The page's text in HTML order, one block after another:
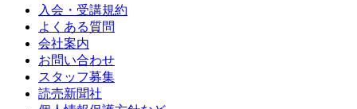
入会・受講規約
よくある質問
会社案内
お問い合わせ
スタッフ募集
読売新聞社